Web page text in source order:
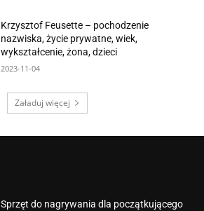
Krzysztof Feusette – pochodzenie
nazwiska, życie prywatne, wiek,
wykształcenie, żona, dzieci
2023-11-04
Załaduj więcej
Sprzęt do nagrywania dla początkującego